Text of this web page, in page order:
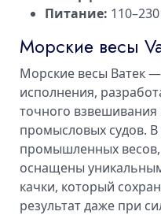
Питание:
Морские весы
Морские весы Ватек
исполнения,
точного
промысловых судов.
промышленных весов,
оснащены
качки, который
результат даже при